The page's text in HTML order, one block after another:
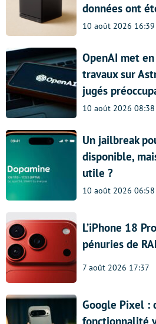
données ont
10 août 2026 16:39
OpenAI met
travaux sur
jugés
10 août 2026 08:38
Un jailbreak
disponible,
utile ?
10 août 2026 06:58
L’iPhone 18
pénuries de
7 août 2026 17:37
Google Pixel :
fonctionnalité